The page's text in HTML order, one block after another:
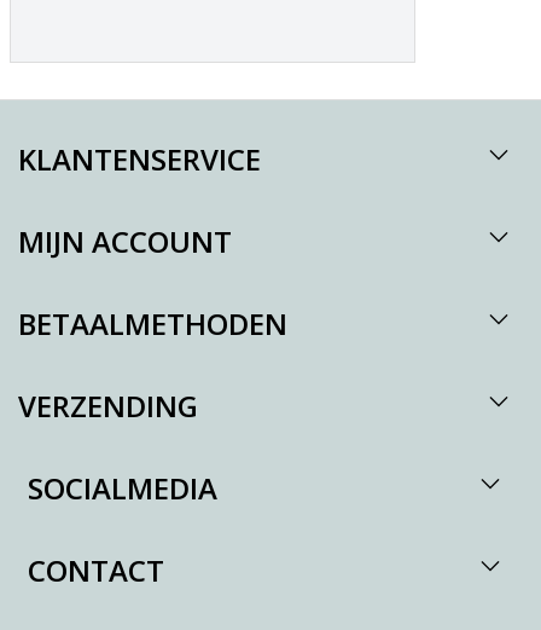
KLANTENSERVICE
MIJN ACCOUNT
BETAALMETHODEN
VERZENDING
SOCIALMEDIA
CONTACT